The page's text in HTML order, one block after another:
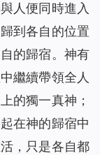
人便同時進入
到各自的位置
的歸宿。神有
繼續帶領全人
的獨一真神；
在神的歸宿中
，只是各自都